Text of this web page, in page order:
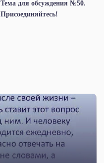
Тема для обсуждения №50.
Присоединяйтесь!